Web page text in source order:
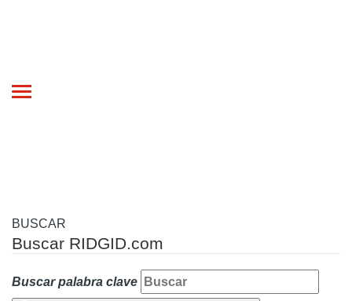
Toggle
BUSCAR
Buscar RIDGID.com
Buscar palabra clave